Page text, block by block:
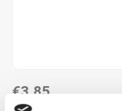
€3,85